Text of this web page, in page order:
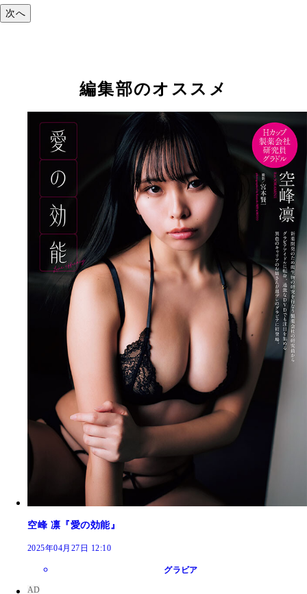
次へ
編集部のオススメ
空峰 凛『愛の効能』
2025年04月27日 12:10
グラビア